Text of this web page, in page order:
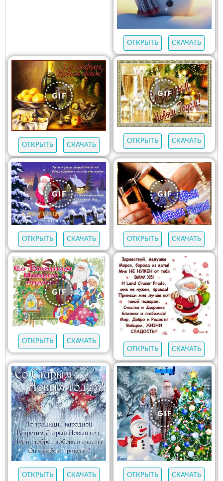
ОТКРЫТЬ СКАЧАТЬ
ОТКРЫТЬ СКАЧАТЬ
ОТКРЫТЬ СКАЧАТЬ
ОТКРЫТЬ СКАЧАТЬ ОТКРЫТЬ СКАЧАТЬ
ОТКРЫТЬ
СКАЧАТЬ
ОТКРЫТЬ
СКАЧАТЬ
ОТКРЫТЬ СКАЧАТЬ ОТКРЫТЬ СКАЧАТЬ